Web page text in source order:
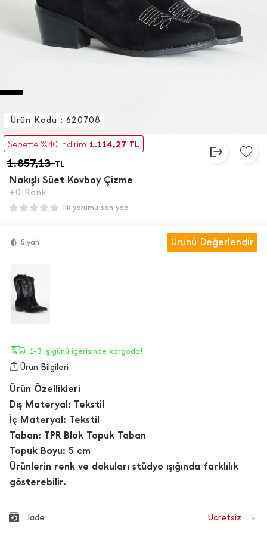
Sepette %40 İndirim 1.114,27 TL
1.857,13TL
Nakışlı Süet Kovboy Çizme
+0 Renk
Ürün Kodu : 620708
İlk yorumu sen yap
Siyah Ürünü Değerlendir
1-3 iş günü içerisinde kargoda!
Ürün Bilgileri
Ürün Özellikleri
Dış Materyal: Tekstil
İç Materyal: Tekstil
Taban: TPR Blok Topuk Taban
Topuk Boyu: 5 cm
Ürünlerin renk ve dokuları stüdyo ışığında farklılık
gösterebilir.
İade Ücretsiz